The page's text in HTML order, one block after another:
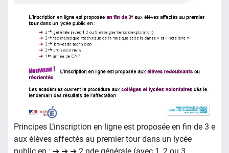
Principes L’inscription en ligne est proposée en fin de 3 e
aux élèves affectés au premier tour dans un lycée